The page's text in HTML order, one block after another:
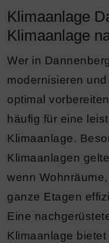
Klimaanlage
Klimaanlage
Wer in
modernisieren
optimal
häufig für eine
Klimaanlage.
Klimaanlagen
wenn
ganze Etagen
Eine
Klimaanlage